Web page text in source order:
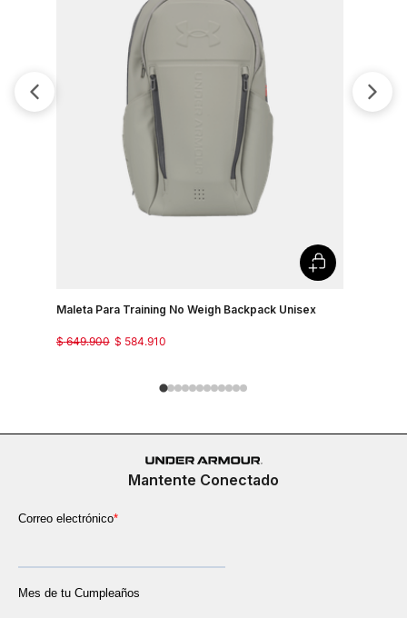
Maleta Para Training No Weigh Backpack Unisex
$ 584.910
$ 649.900
Mantente Conectado